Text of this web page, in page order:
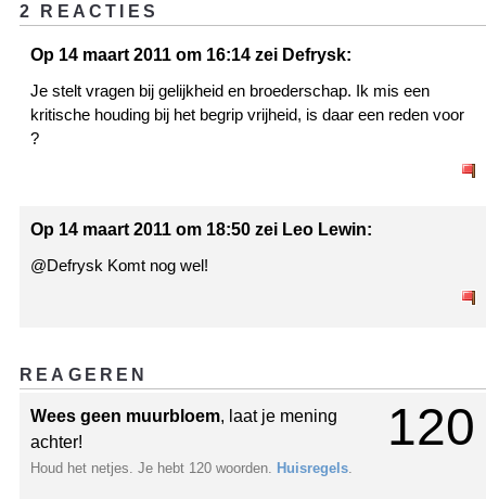
2 REACTIES
Op 14 maart 2011 om 16:14 zei Defrysk:
Je stelt vragen bij gelijkheid en broederschap. Ik mis een
kritische houding bij het begrip vrijheid, is daar een reden voor
?
Op 14 maart 2011 om 18:50 zei Leo Lewin:
@Defrysk Komt nog wel!
REAGEREN
120
Wees geen muurbloem, laat je mening
achter!
Houd het netjes. Je hebt 120 woorden. Huisregels.